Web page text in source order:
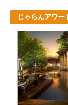
じゃらんアワー